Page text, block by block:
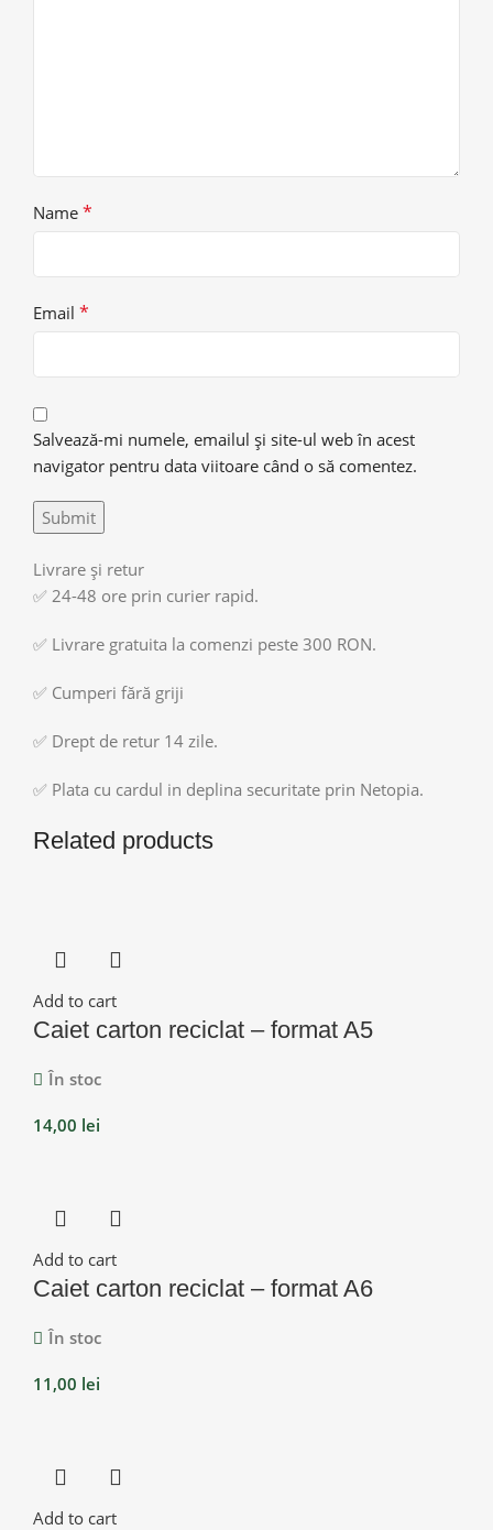
Name *
Email *
Salvează-mi numele, emailul și site-ul web în acest
navigator pentru data viitoare când o să comentez.
Livrare și retur
✅ 24-48 ore prin curier rapid.
✅ Livrare gratuita la comenzi peste 300 RON.
✅ Cumperi fără griji
✅ Drept de retur 14 zile.
✅ Plata cu cardul in deplina securitate prin Netopia.
Related products
Add to cart
Caiet carton reciclat – format A5
În stoc
14,00 lei
Add to cart
Caiet carton reciclat – format A6
În stoc
11,00 lei
Add to cart